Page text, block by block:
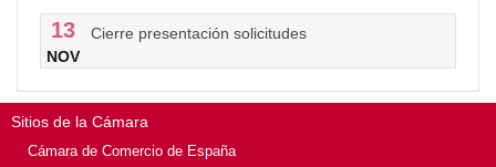
13
NOV
Cierre presentación solicitudes
Sitios de la Cámara
Cámara de Comercio de España